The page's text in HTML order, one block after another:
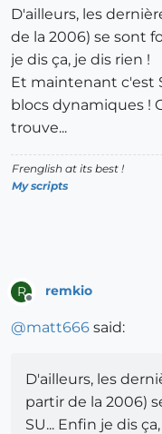
D'ailleurs, les
de la 2006) se sont
je dis ça, je dis rien !
Et maintenant c'est
blocs dynamiques !
trouve...
Frenglish at its best !
My scripts
R
Offline
remkio
@matt666 said:
D'ailleurs, les
partir de la 2006)
SU... Enfin je dis